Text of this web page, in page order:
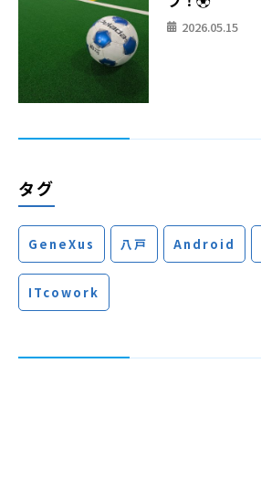
2026.05.15
タグ
GeneXus 八戸 Android
ITcowork